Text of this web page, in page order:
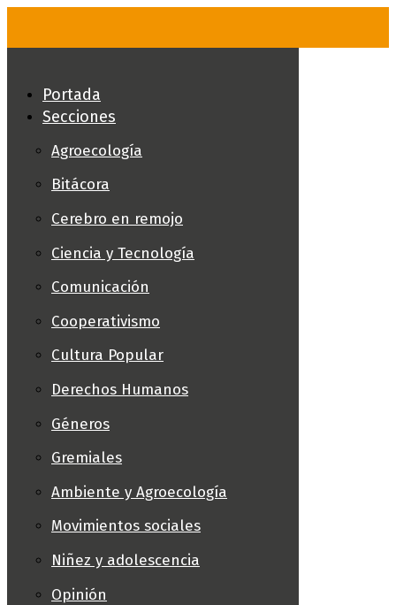
Portada
Secciones
Agroecología
Bitácora
Cerebro en remojo
Ciencia y Tecnología
Comunicación
Cooperativismo
Cultura Popular
Derechos Humanos
Géneros
Gremiales
Ambiente y Agroecología
Movimientos sociales
Niñez y adolescencia
Opinión